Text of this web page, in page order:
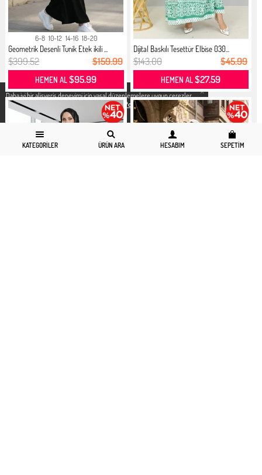
X
Daha iyi bir alisveris deneyimi icin yasal düzenlemelere uygun çerezler
kullanıyoruz. Detaylı bilgiye
Gizlilik ve Çerez Politikasısayfamızdan
erişebilirsiniz.
KATEGORILER ÜRÜN ARA HESABIM SEPETIM
6-8 10-12 14-16 18-20
Geometrik Desenli Tunik Etek ikili ...
$399.52 $159.99
HEMEN AL$95.99
Dijital Baskılı Tesettür Elbise 030...
$143.00 $45.99
HEMEN AL$27.59